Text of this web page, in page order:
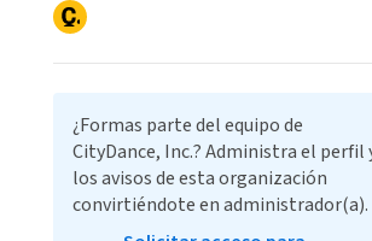
¿Formas parte del equipo de
CityDance, Inc.? Administra el perfil
los avisos de esta organización
convirtiéndote en administrador(a).